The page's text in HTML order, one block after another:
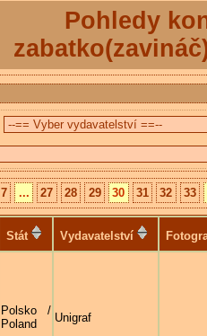
Pohledy
7 ... 27 28 29 30 31 32 33
Stát Vydavatelství
Polsko /
Poland
Unigraf